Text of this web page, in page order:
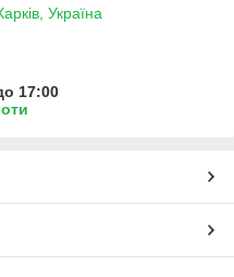
Україна
17:00